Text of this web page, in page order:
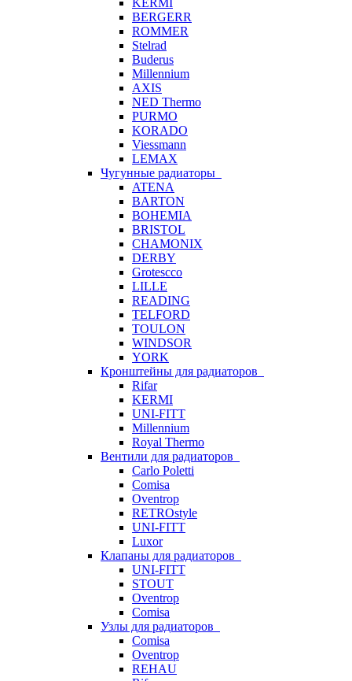
KERMI
BERGERR
ROMMER
Stelrad
Buderus
Millennium
AXIS
NED Thermo
PURMO
KORADO
Viessmann
LEMAX
Чугунные радиаторы
ATENA
BARTON
BOHEMIA
BRISTOL
CHAMONIX
DERBY
Grotescco
LILLE
READING
TELFORD
TOULON
WINDSOR
YORK
Кронштейны для радиаторов
Rifar
KERMI
UNI-FITT
Millennium
Royal Thermo
Вентили для радиаторов
Carlo Poletti
Comisa
Oventrop
RETROstyle
UNI-FITT
Luxor
Клапаны для радиаторов
UNI-FITT
STOUT
Oventrop
Comisa
Узлы для радиаторов
Comisa
Oventrop
REHAU